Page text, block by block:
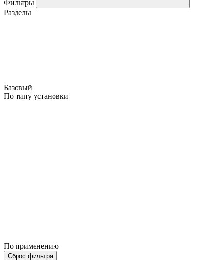
Фильтры
Разделы
Базовый
По типу установки
По применению
Сброс фильтра